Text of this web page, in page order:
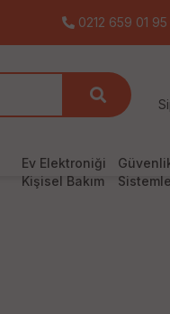
0212 659 01 95
Ev Elektroniği
Kişisel Bakım